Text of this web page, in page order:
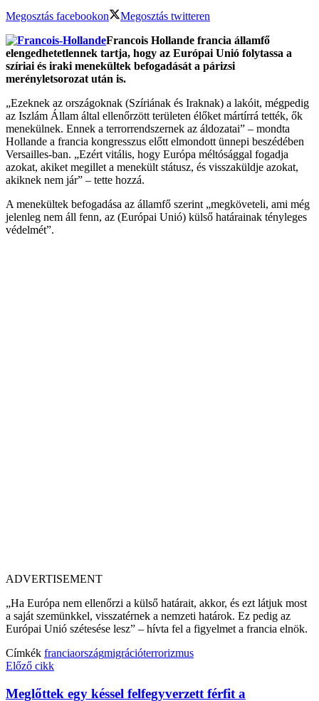
Megosztás facebookon
Megosztás twitteren
Francois Hollande francia államfő
elengedhetetlennek tartja, hogy az Európai Unió folytassa a
szíriai és iraki menekültek befogadását a párizsi
merényletsorozat után is.
„Ezeknek az országoknak (Szíriának és Iraknak) a lakóit, mégpedig
az Iszlám Állam által ellenőrzött területen élőket mártírrá tették, ők
menekülnek. Ennek a terrorrendszernek az áldozatai” – mondta
Hollande a francia kongresszus előtt elmondott ünnepi beszédében
Versailles-ban. „Ezért vitális, hogy Európa méltósággal fogadja
azokat, akiket megillet a menekült státusz, és visszaküldje azokat,
akiknek nem jár” – tette hozzá.
A menekültek befogadása az államfő szerint „megköveteli, ami még
jelenleg nem áll fenn, az (Európai Unió) külső határainak tényleges
védelmét”.
ADVERTISEMENT
„Ha Európa nem ellenőrzi a külső határait, akkor, és ezt látjuk most
a saját szemünkkel, visszatérnek a nemzeti határok. Ez pedig az
Európai Unió szétesése lesz” – hívta fel a figyelmet a francia elnök.
Címkék franciaországmigrációterrorizmus
Előző cikk
Meglőttek egy késsel felfegyverzett férfit a